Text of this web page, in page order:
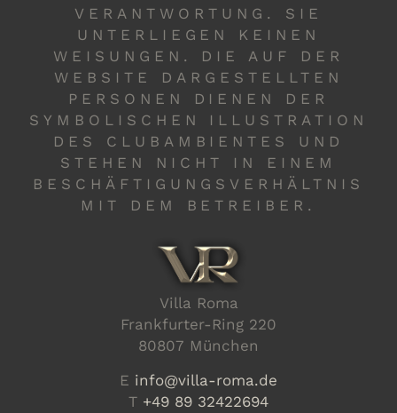
VERANTWORTUNG. SIE
UNTERLIEGEN KEINEN
WEISUNGEN. DIE AUF DER
WEBSITE DARGESTELLTEN
PERSONEN DIENEN DER
SYMBOLISCHEN ILLUSTRATION
DES CLUBAMBIENTES UND
STEHEN NICHT IN EINEM
BESCHÄFTIGUNGSVERHÄLTNIS
MIT DEM BETREIBER.
Villa Roma
Frankfurter-Ring 220
80807 München
E info@villa-roma.de
T +49 89 32422694